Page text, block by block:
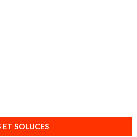
ET SOLUCES